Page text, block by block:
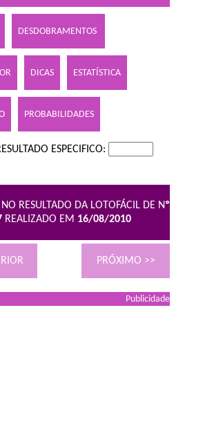
DESDOBRAMENTOS
DICAS ESTATÍSTICA
PROBABILIDADES
ESPECIFICO:
RESULTADO DA LOTOFÁCIL DE Nº
REALIZADO EM 16/08/2010
PRÓXIMO >>
Publicidade